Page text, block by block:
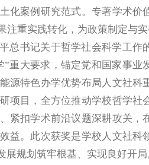
化案例研究范式。专著学术价
重实践转化，为政策制定与实
总书记关于哲学社会科学工作
重大要求，锚定党和国家事业
源特色办学优势布局人文社科
项目，全方位推动学校哲学社
紧扣学术前沿议题深耕攻关，
益。此次获奖是学校人文社科
规划筑牢根基、实现良好开局